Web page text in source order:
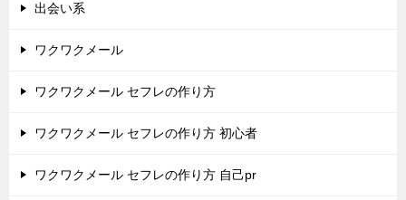
出会い系
ワクワクメール
ワクワクメール セフレの作り方
ワクワクメール セフレの作り方 初心者
ワクワクメール セフレの作り方 自己pr